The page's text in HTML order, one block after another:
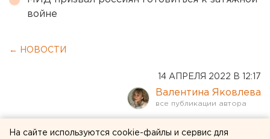
войне
← НОВОСТИ
14 АПРЕЛЯ 2022 В 12:17
Валентина Яковлева
Родители школьников
На сайте используются cookie-файлы и сервис для